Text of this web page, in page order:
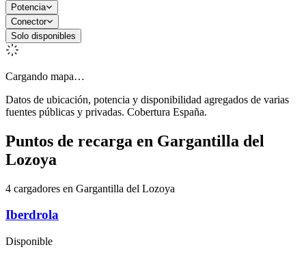
Potencia
Conector
Solo disponibles
Cargando mapa…
Datos de ubicación, potencia y disponibilidad agregados de varias
fuentes públicas y privadas. Cobertura España.
Puntos de recarga en Gargantilla del
Lozoya
4 cargadores en Gargantilla del Lozoya
Iberdrola
Disponible